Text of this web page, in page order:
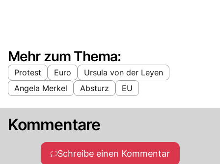
Mehr zum Thema:
Protest Euro
Ursula von der Leyen
Angela Merkel
Absturz EU
Kommentare
Schreibe einen Kommentar